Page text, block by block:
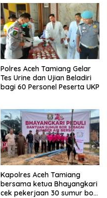
Polres Aceh Tamiang Gelar
Tes Urine dan Ujian Beladiri
bagi 60 Personel Peserta UKP
Kapolres Aceh Tamiang
bersama ketua Bhayangkari
cek pekerjaan 30 sumur bor